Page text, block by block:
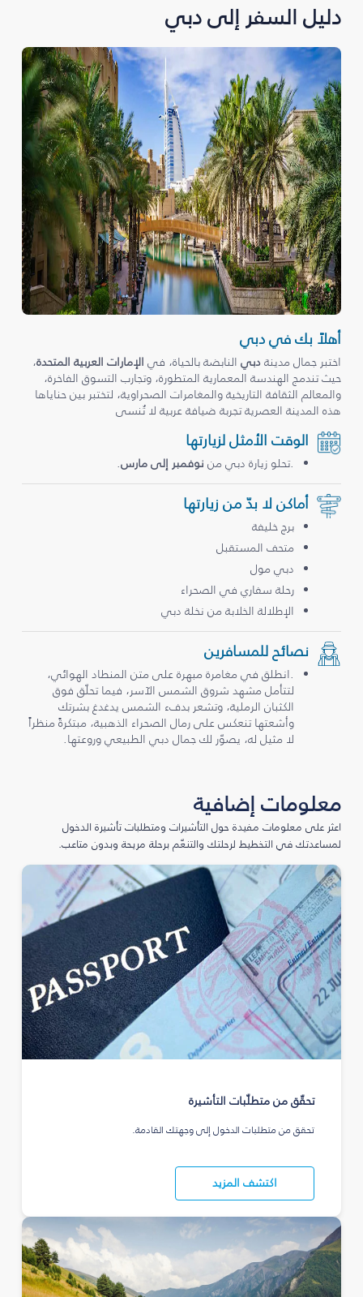
دليل السفر إلى دبي
أهلاً بك في دبي
اختبر جمال مدينةدبيالنابضة بالحياة، في الإمارات العربية المتحدة،
حيث تندمج الهندسة المعمارية المتطورة، وتجارب التسوق الفاخرة،
والمعالم الثقافة التاريخية والمغامرات الصحراوية، لتختبر بين حناياها
هذه المدينة العصرية تجربة ضيافة عربية لا تُنسى
الوقت الأمثل لزيارتها
.تحلو زيارة دبي من نوفمبر إلى مارس.
أماكن لا بدّ من زيارتها
برج خليفة
متحف المستقبل
دبي مول
رحلة سفاري في الصحراء
الإطلالة الخلابة من نخلة دبي
نصائح للمسافرين
.انطلق في مغامرة مبهرة على متن المنطاد الهوائي،
لتتأمل مشهد شروق الشمس الآسر، فيما تحلّق فوق
الكثبان الرملية، وتشعر بدفء الشمس يدغدغ بشرتك
وأشعتها تنعكس على رمال الصحراء الذهبية، مبتكرةً منظراً
لا مثيل له، يصوّر لك جمال دبي الطبيعي وروعتها.
معلومات إضافية
اعثر على معلومات مفيدة حول التأشيرات ومتطلبات تأشيرة الدخول
لمساعدتك في التخطيط لرحلتك والتنعّم برحلة مريحة وبدون متاعب.
تحقّق من متطلّبات التأشيرة
تحقق من متطلبات الدخول إلى وجهتك القادمة.
اكتشف المزيد